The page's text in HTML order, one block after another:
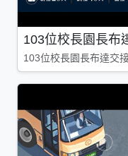
103位校長園長
103位校長園長布達交